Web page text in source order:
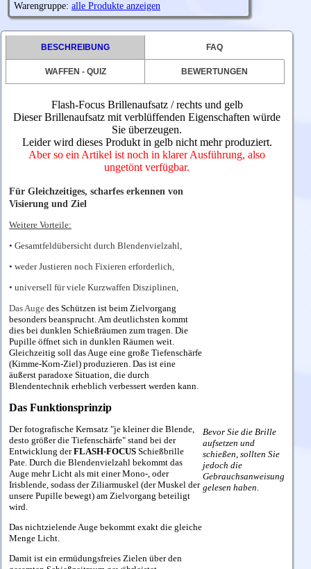
Warengruppe: alle Produkte anzeigen
BESCHREIBUNG FAQ
WAFFEN - QUIZ BEWERTUNGEN
Flash-Focus Brillenaufsatz / rechts und gelb
Dieser Brillenaufsatz mit verblüffenden Eigenschaften würde
Sie überzeugen.
Leider wird dieses Produkt in gelb nicht mehr produziert.
Aber so ein Artikel ist noch in klarer Ausführung, also
ungetönt verfügbar.
Für Gleichzeitiges, scharfes erkennen von
Visierung und Ziel
Weitere Vorteile:
• Gesamtfeldübersicht durch Blendenvielzahl,
• weder Justieren noch Fixieren erforderlich,
• universell für viele Kurzwaffen Disziplinen,
Das Auge des Schützen ist beim Zielvorgang
besonders beansprucht.Am deutlichsten kommt
dies bei dunklen Schießräumen zum tragen. Die
Pupille öffnet sich in dunklen Räumen weit.
Gleichzeitig soll das Auge eine große Tiefenschärfe
(Kimme-Korn-Ziel) produzieren. Das ist eine
äußerst paradoxe Situation, die durch
Blendentechnik erheblich verbessert werden kann.
Das Funktionsprinzip
Der fotografische Kernsatz "je kleiner die Blende,
desto größer die Tiefenschärfe" stand bei der
Entwicklung derFLASH-FOCUS Schießbrille
Pate. Durch die Blendenvielzahl bekommt das
Auge mehr Licht als mit einer Mono-, oder
Irisblende, sodass der Ziliarmuskel (der Muskel der
unsere Pupille bewegt) am Zielvorgang beteiligt
wird.
Das nichtzielende Auge bekommt exakt die gleiche
Menge Licht.
Damit ist ein ermüdungsfreies Zielen über den
Bevor Sie die Brille
aufsetzen und
schießen, sollten Sie
jedoch die
Gebrauchsanweisung
gelesen haben.